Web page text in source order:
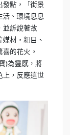
發點，「街景
活、環境息息
並訴說著故
材，粗目、
的花火。
)為靈感，將
上，反應這世